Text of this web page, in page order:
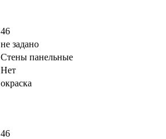
46
не задано
Стены панельные
Нет
окраска
46